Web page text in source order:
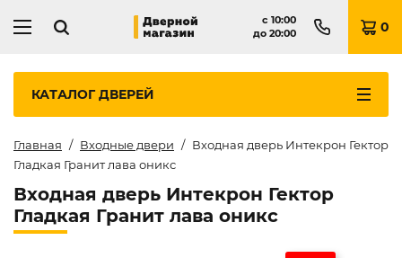
с 10:00
до 20:00 0
КАТАЛОГДВЕРЕЙ
Главная Входные двери
Входная дверь Интекрон Гектор
Гладкая Гранит лава оникс
Входная дверь Интекрон Гектор
Гладкая Гранит лава оникс